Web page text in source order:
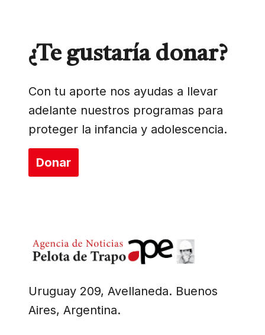
Uruguay 209, Avellaneda. Buenos
Aires, Argentina.
¿Te gustaría donar?
Con tu aporte nos ayudas a llevar
adelante nuestros programas para
proteger la infancia y adolescencia.
Donar